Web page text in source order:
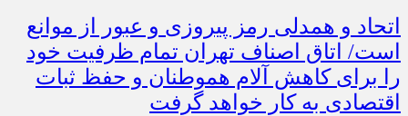
اتحاد و همدلی رمز پیروزی و عبور از موانع
است/ اتاق اصناف تهران تمام ظرفیت خود
را برای کاهش آلام هموطنان و حفظ ثبات
اقتصادی به کار خواهد گرفت